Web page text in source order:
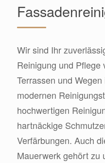
Wir sind Ihr
Reinigung und Pflege
Terrassen und
modernen
hochwertigen
hartnäckige
Verfärbungen. Auch
Mauerwerk gehört zu